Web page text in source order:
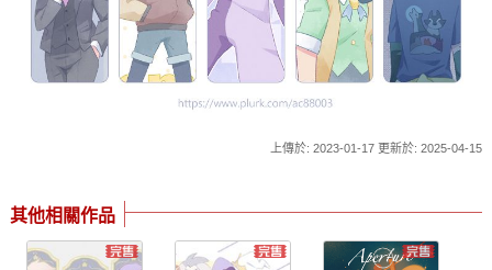
上傳於: 2023-01-17 更新於: 2025-04-15
其他相關作品